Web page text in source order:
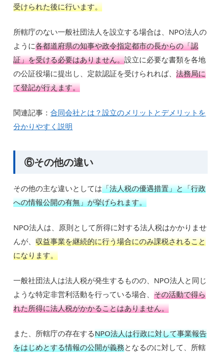
受けられた後に行います。
所轄庁のない一般社団法人を設立する場合は、NPO法人の
ように各都道府県の知事や政令指定都市の長からの「認
証」を受ける必要はありません。設立に必要な書類を各地
の公証役場に提出し、定款認証を受けられれば、法務局に
て登記が行えます。
関連記事：合同会社とは？設立のメリットとデメリットを
分かりやすく説明
⑥その他の違い
その他の主な違いとしては「法人税の優遇措置」と「行政
への情報公開の有無」が挙げられます。
NPO法人は、原則として所得に対する法人税はかかりませ
んが、収益事業を継続的に行う場合にのみ課税されること
になります。
一般社団法人は法人税が発生するものの、NPO法人と同じ
ような特定非営利活動を行っている場合、その活動で得ら
れた所得に法人税がかかることはありません。
また、所轄庁の存在するNPO法人は行政に対して事業報告
をはじめとする情報の公開が義務となるのに対して、所轄